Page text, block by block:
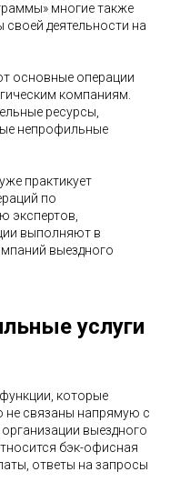
многие также
своей деятельности на
основные операции
компаниям.
ресурсы,
непрофильные
практикует
по
экспертов,
выполняют в
выездного
услуги
которые
не связаны напрямую с
выездного
бэк-офисная
ответы на запросы